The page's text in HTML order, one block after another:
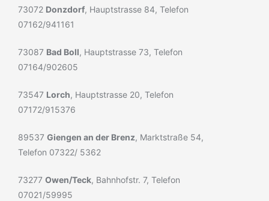
73072 Donzdorf, Hauptstrasse 84, Telefon
07162/941161
73087 Bad Boll, Hauptstrasse 73, Telefon
07164/902605
73547 Lorch, Hauptstrasse 20, Telefon
07172/915376
89537 Giengen an der Brenz, Marktstraße 54,
Telefon 07322/ 5362
73277 Owen/Teck, Bahnhofstr. 7, Telefon
07021/59995